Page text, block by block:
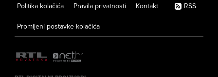
Politika kolačića Pravila privatnosti Kontakt
Promijeni postavke kolačića
RSS